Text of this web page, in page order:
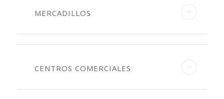
MERCADILLOS
CENTROS COMERCIALES